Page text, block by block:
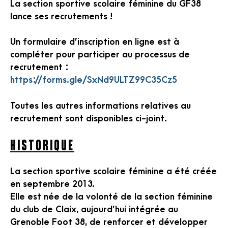
La section sportive scolaire féminine du GF38
lance ses recrutements !
Un formulaire d’inscription en ligne est à
compléter pour participer au processus de
recrutement :
https://forms.gle/SxNd9ULTZ99C35Cz5
Toutes les autres informations relatives au
recrutement sont disponibles ci-joint.
Historique
La section sportive scolaire féminine a été créée
en septembre 2013.
Elle est née de la volonté de la section féminine
du club de Claix, aujourd’hui intégrée au
Grenoble Foot 38, de renforcer et développer